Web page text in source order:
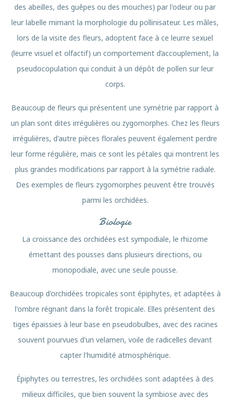
des abeilles, des guêpes ou des mouches) par l'odeur ou par
leur labelle mimant la morphologie du pollinisateur. Les mâles,
lors de la visite des fleurs, adoptent face à ce leurre sexuel
(leurre visuel et olfactif) un comportement d’accouplement, la
pseudocopulation qui conduit à un dépôt de pollen sur leur
corps.
Beaucoup de fleurs qui présentent une symétrie par rapport à
un plan sont dites irrégulières ou zygomorphes. Chez les fleurs
irrégulières, d'autre pièces florales peuvent également perdre
leur forme régulière, mais ce sont les pétales qui montrent les
plus grandes modifications par rapport à la symétrie radiale.
Des exemples de fleurs zygomorphes peuvent être trouvés
parmi les orchidées.
Biologie
La croissance des orchidées est sympodiale, le rhizome
émettant des pousses dans plusieurs directions, ou
monopodiale, avec une seule pousse.
Beaucoup d'orchidées tropicales sont épiphytes, et adaptées à
l'ombre régnant dans la forêt tropicale. Elles présentent des
tiges épaissies à leur base en pseudobulbes, avec des racines
souvent pourvues d'un velamen, voile de radicelles devant
capter l'humidité atmosphérique.
Épiphytes ou terrestres, les orchidées sont adaptées à des
milieux difficiles, que bien souvent la symbiose avec des